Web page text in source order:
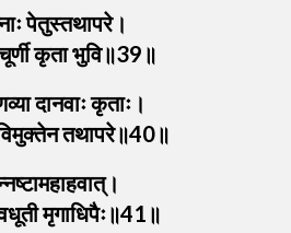
पेतुस्तथापरे।
कृता भुवि॥39॥
दानवाः कृताः।
तथापरे॥40॥
मृगाधिपैः॥41॥